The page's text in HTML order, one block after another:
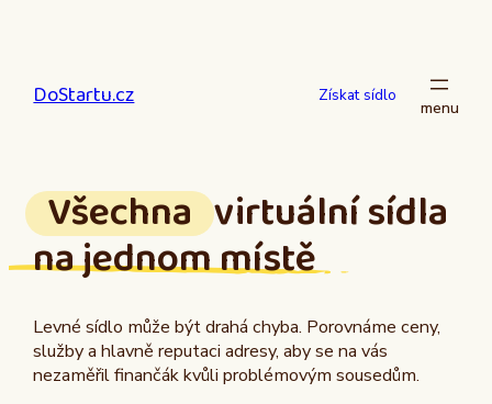
DoStartu.cz Získat sídlo
Všechna virtuální sídla
na jednom místě
Levné sídlo může být drahá chyba. Porovnáme ceny,
služby a hlavně reputaci adresy, aby se na vás
nezaměřil finančák kvůli problémovým sousedům.